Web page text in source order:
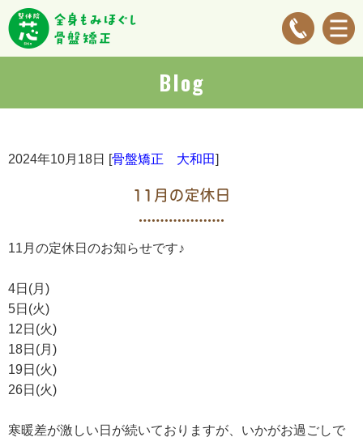
Blog
2024年10月18日 [骨盤矯正 大和田]
11月の定休日
11月の定休日のお知らせです♪
4日(月)
5日(火)
12日(火)
18日(月)
19日(火)
26日(火)
寒暖差が激しい日が続いておりますが、いかがお過ごしで